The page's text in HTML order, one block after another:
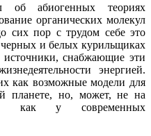
абиогенных теориях
органических молекул
сих пор с трудом себе это
и белых курильщиках
источники, снабжающие эти
энергией.
как возможные модели для
планете, но, может, не на
как у современных